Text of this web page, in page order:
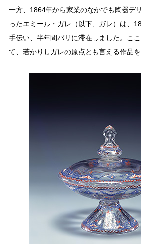
一方、1864年から家業のなかでも陶器デ
ったエミール・ガレ（以下、ガレ）は、
手伝い、半年間パリに滞在しました。こ
て、若かりしガレの原点とも言える作品を